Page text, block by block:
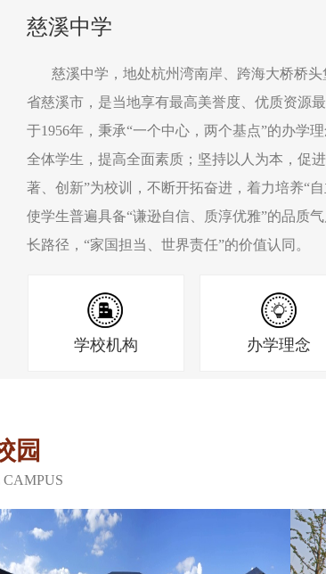
慈溪中学
慈溪中学，地处杭州湾南岸、跨海大桥桥头
省慈溪市，是当地享有最高美誉度、优质资源
于1956年，秉承“一个中心，两个基点”的办学
全体学生，提高全面素质；坚持以人为本，促
著、创新”为校训，不断开拓奋进，着力培养“
使学生普遍具备“谦逊自信、质淳优雅”的品质
长路径，“家国担当、世界责任”的价值认同
年至今，考入清华、北大学生117名。数学、物
获团体优胜奖。周纲在国际中学生物理奥林匹
色、示范性”的百年名校，争取早日把慈溪中学
厚、管理机制科学、校···
学校机构 办学理念
园